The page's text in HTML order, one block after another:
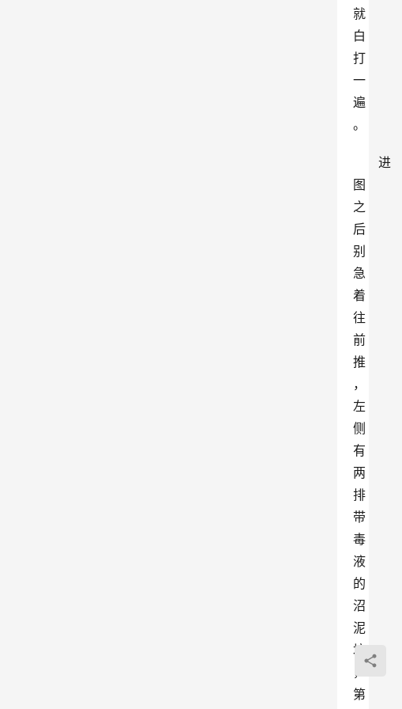
就
白
打
一
遍
。
进
图
之
后
别
急
着
往
前
推
，
左
侧
有
两
排
带
毒
液
的
沼
泥
坑
，
第